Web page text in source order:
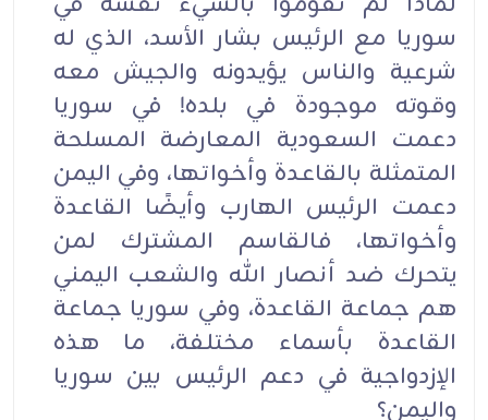
سوريا مع الرئيس بشار الأسد، الذي له
شرعية والناس يؤيدونه والجيش معه
وقوته موجودة في بلده! في سوريا
دعمت السعودية المعارضة المسلحة
المتمثلة بالقاعدة وأخواتها، وفي اليمن
دعمت الرئيس الهارب وأيضًا القاعدة
وأخواتها، فالقاسم المشترك لمن
يتحرك ضد أنصار الله والشعب اليمني
هم جماعة القاعدة، وفي سوريا جماعة
القاعدة بأسماء مختلفة، ما هذه
الإزدواجية في دعم الرئيس بين سوريا
واليمن؟